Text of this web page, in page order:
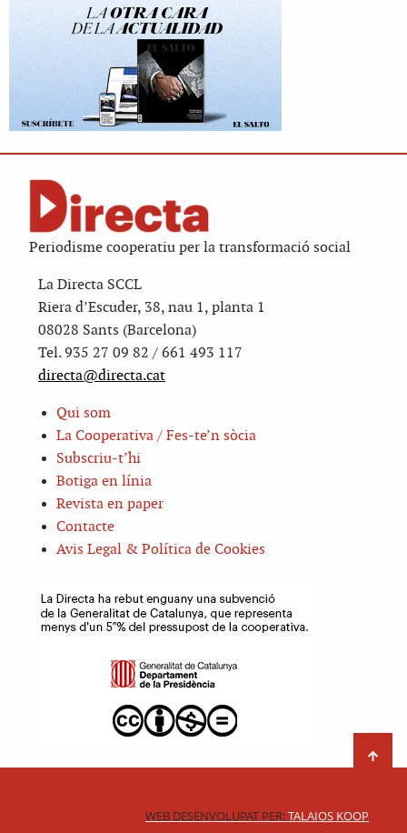
Periodisme cooperatiu per la transformació social
La Directa SCCL
Riera d’Escuder, 38, nau 1, planta 1
08028 Sants (Barcelona)
Tel. 935 27 09 82 / 661 493 117
directa@directa.cat
Qui som
La Cooperativa / Fes-te’n sòcia
Subscriu-t’hi
Botiga en línia
Revista en paper
Contacte
Avis Legal & Política de Cookies
WEB DESENVOLUPAT PER:TALAIOS KOOP